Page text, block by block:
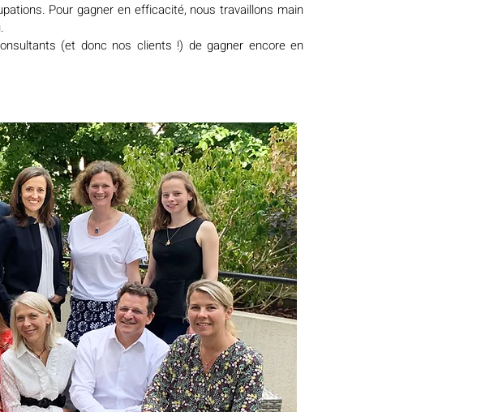
Pour gagner en efficacité, nous travaillons main
(et donc nos clients !) de gagner encore en